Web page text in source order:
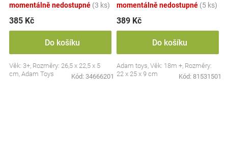
momentálně nedostupné (3 ks)
385 Kč
Do košíku
Věk: 3+, Rozměry: 26,5 x 22,5 x 5
cm, Adam Toys
Kód: 34666201
momentálně nedostupné (5 ks)
389 Kč
Do košíku
Adam toys, Věk: 18m +, Rozměry:
22 x 25 x 9 cm
Kód: 81531501